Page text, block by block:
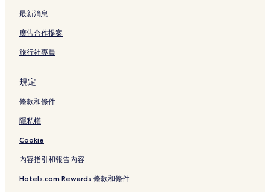
鍾路 5.6 街洞 3 星級飯店
鍾路 5.6 街洞 2 星級飯店
鍾路 1.2.3.4 街洞 2 星級飯店
最新消息
廣告合作提案
旅行社專員
規定
條款和條件
隱私權
Cookie
內容指引和報告內容
Hotels.com Rewards 條款和條件